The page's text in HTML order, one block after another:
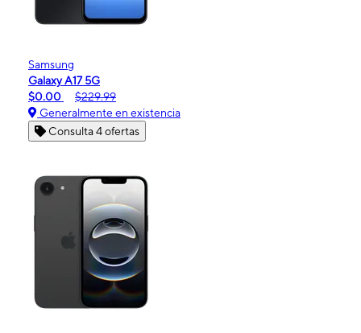
Samsung
Galaxy A17 5G
$0.00
$229.99
Generalmente en existencia
Consulta 4 ofertas